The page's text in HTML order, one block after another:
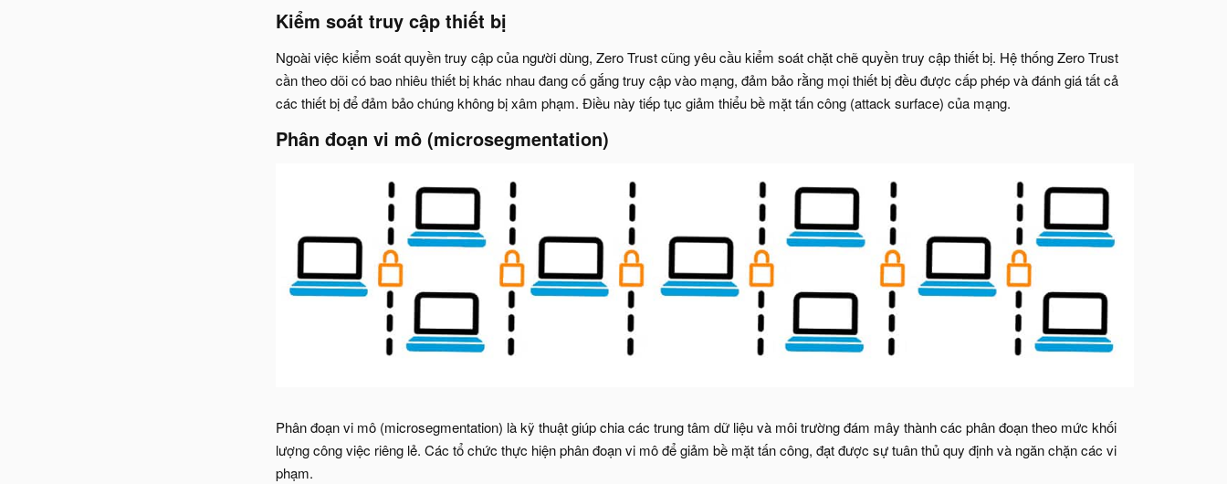
Kiểm soát truy cập thiết bị
Ngoài việc kiểm soát quyền truy cập của người dùng, Zero Trust cũng yêu cầu kiểm soát chặt chẽ quyền truy cập thiết bị. Hệ thống Zero Trust
cần theo dõi có bao nhiêu thiết bị khác nhau đang cố gắng truy cập vào mạng, đảm bảo rằng mọi thiết bị đều được cấp phép và đánh giá tất cả
các thiết bị để đảm bảo chúng không bị xâm phạm. Điều này tiếp tục giảm thiểu bề mặt tấn công (attack surface) của mạng.
Phân đoạn vi mô (microsegmentation)
Phân đoạn vi mô (microsegmentation) là kỹ thuật giúp chia các trung tâm dữ liệu và môi trường đám mây thành các phân đoạn theo mức khối
lượng công việc riêng lẻ. Các tổ chức thực hiện phân đoạn vi mô để giảm bề mặt tấn công, đạt được sự tuân thủ quy định và ngăn chặn các vi
phạm.